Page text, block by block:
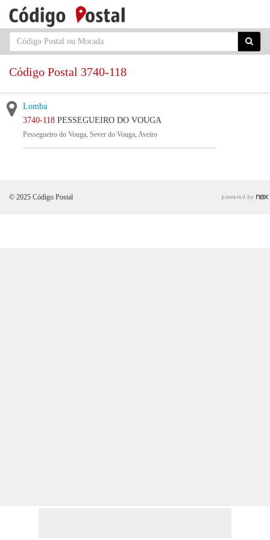
Código Postal 3740-118
Lomba
3740-118 PESSEGUEIRO DO VOUGA
Pessegueiro do Vouga, Sever do Vouga, Aveiro
© 2025 Código Postal